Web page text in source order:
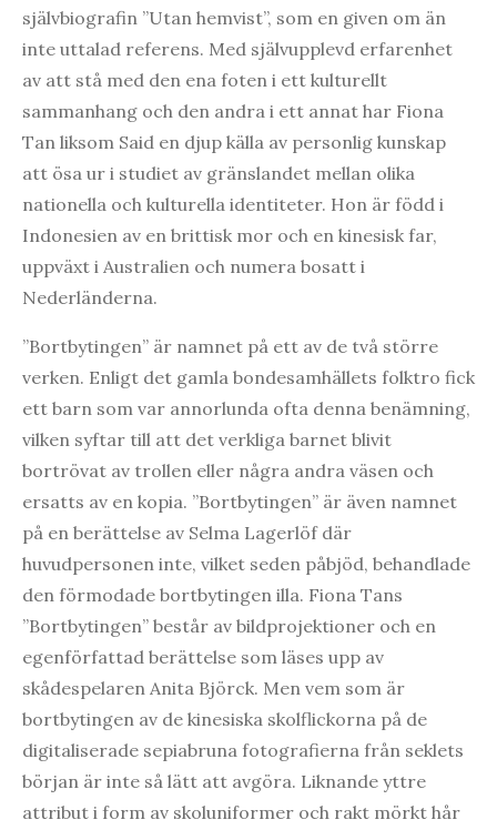
självbiografin ”Utan hemvist”, som en given om än
inte uttalad referens. Med självupplevd erfarenhet
av att stå med den ena foten i ett kulturellt
sammanhang och den andra i ett annat har Fiona
Tan liksom Said en djup källa av personlig kunskap
att ösa ur i studiet av gränslandet mellan olika
nationella och kulturella identiteter. Hon är född i
Indonesien av en brittisk mor och en kinesisk far,
uppväxt i Australien och numera bosatt i
Nederländerna.
”Bortbytingen” är namnet på ett av de två större
verken. Enligt det gamla bondesamhällets folktro fick
ett barn som var annorlunda ofta denna benämning,
vilken syftar till att det verkliga barnet blivit
bortrövat av trollen eller några andra väsen och
ersatts av en kopia. ”Bortbytingen” är även namnet
på en berättelse av Selma Lagerlöf där
huvudpersonen inte, vilket seden påbjöd, behandlade
den förmodade bortbytingen illa. Fiona Tans
”Bortbytingen” består av bildprojektioner och en
egenförfattad berättelse som läses upp av
skådespelaren Anita Björck. Men vem som är
bortbytingen av de kinesiska skolflickorna på de
digitaliserade sepiabruna fotografierna från seklets
början är inte så lätt att avgöra. Liknande yttre
attribut i form av skoluniformer och rakt mörkt hår